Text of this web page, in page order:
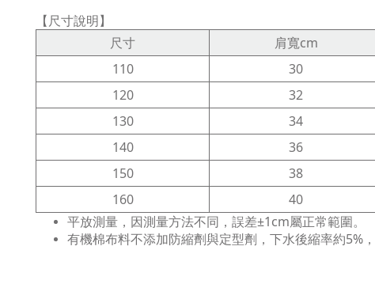
【尺寸說明】
尺寸
肩寬cm
110
30
120
32
130
34
140
36
150
38
160
40
平放測量，因測量方法不同，誤差±1cm屬正常範圍。
有機棉布料不添加防縮劑與定型劑，下水後縮率約5%